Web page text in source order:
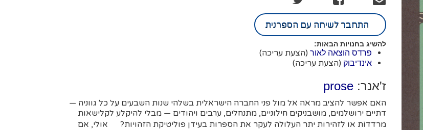
התחבר לשיחה עם הספרנית
להשיג בחנויות הבאות:
פרדס הוצאה לאור (הצעת עריכה)
אינדיבוק (הצעת עריכה)
ז'אנר:prose
האם אפשר להציב מראה אל מול פני החברה הישראלית בשלהי שנות השבעים על כל גווניה —
דתיים ירושלמים, מושבניקים חילוניים, מתנחלים, ערבים ויהודים — מבלי להיקלע לקלישאות
מרדדוֹת או לזהירות יתר העלולה לעקר את הספרות בעידן פוליטיקת הזהויות? אולי, אם